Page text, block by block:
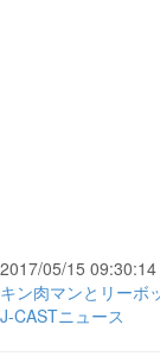
2017/05/15 09:30:14
キン肉マンとリーボ
J-CASTニュース